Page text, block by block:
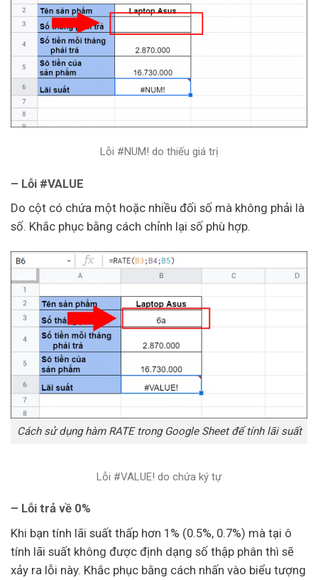
Lỗi #NUM! do thiếu giá trị
– Lỗi #VALUE
Do cột có chứa một hoặc nhiều đối số mà không phải là
số. Khắc phục bằng cách chỉnh lại số phù hợp.​
Cách sử dụng hàm RATE trong Google Sheet để tính lãi suất
Lỗi #VALUE! do chứa ký tự
– Lỗi trả về 0%
Khi bạn tính lãi suất thấp hơn 1% (0.5%, 0.7%) mà tại ô
tính lãi suất không được định dạng số thập phân thì sẽ
xảy ra lỗi này. Khắc phục bằng cách nhấn vào biểu tượng